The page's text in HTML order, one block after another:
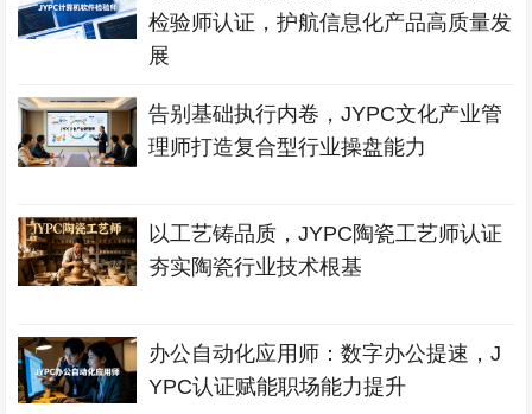
检验师认证，护航信息化产品高质量发
展
告别基础执行内卷，JYPC文化产业管
理师打造复合型行业操盘能力
以工艺铸品质，JYPC陶瓷工艺师认证
夯实陶瓷行业技术根基
办公自动化应用师：数字办公提速，J
YPC认证赋能职场能力提升